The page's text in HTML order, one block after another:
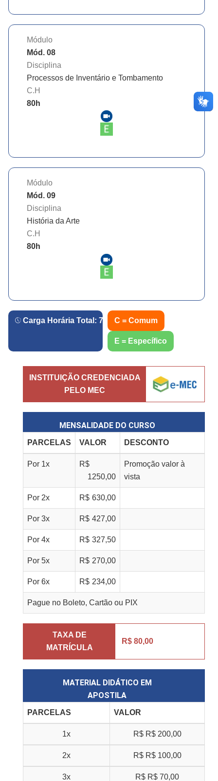
Módulo
Mód. 08
Disciplina
Processos de Inventário e Tombamento
C.H
80h
Módulo
Mód. 09
Disciplina
História da Arte
C.H
80h
Carga Horária Total: 720 h.
C = Comum
E = Específico
INSTITUIÇÃO CREDENCIADA
PELO MEC
MENSALIDADE DO CURSO
PARCELAS VALOR DESCONTO
Por 1x
R$
1250,00
Promoção valor à
vista
Por 2x R$ 630,00
Por 3x R$ 427,00
Por 4x R$ 327,50
Por 5x R$ 270,00
Por 6x R$ 234,00
Pague no Boleto, Cartão ou PIX
TAXA DE
MATRÍCULA
R$ 80,00
MATERIAL DIDÁTICO EM
APOSTILA
PARCELAS VALOR
1x R$ R$ 200,00
2x R$ R$ 100,00
3x R$ R$ 70,00